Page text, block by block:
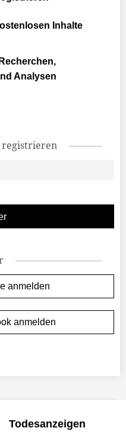
Inhalte
Analysen
registrieren
anmelden
anmelden
Todesanzeigen